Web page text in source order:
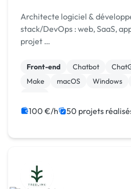
Architecte logiciel &
stack/DevOps : web, SaaS,
projet …
Front-end Chatbot
Make
macOS Windows
100 €/h 50 projets